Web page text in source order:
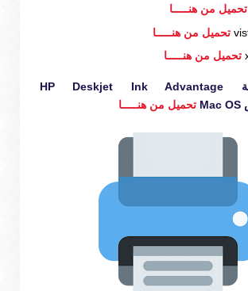
تحميل من هنـــــا
تحميل من هنـــــا
تحميل من هنـــــا
تعريف طابعة HP Deskjet Ink Advantage
تحميل من هنـــــا